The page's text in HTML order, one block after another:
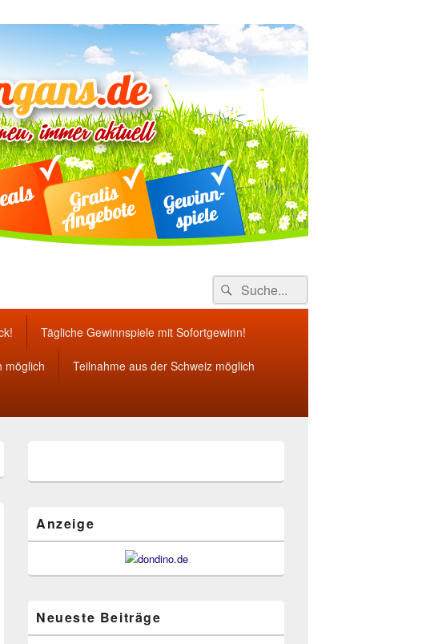
Angebote
Search
for:
Suche
Tägliche Gewinnspiele mit Sofortgewinn!
möglich Teilnahme aus der Schweiz möglich
Widget-
Anzeige
Neueste Beiträge